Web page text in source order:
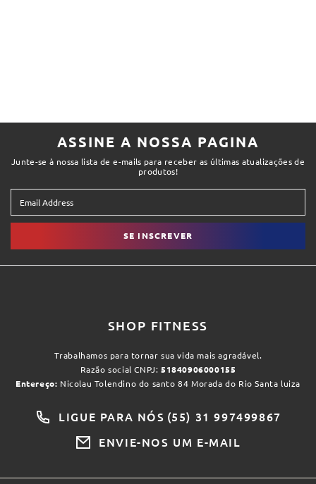
ASSINE A NOSSA PAGINA
Junte-se à nossa lista de e-mails para receber as últimas atualizações de
produtos!
SE INSCREVER
SHOP FITNESS
Trabalhamos para tornar sua vida mais agradável.
Razão social CNPJ: 51840906000155
Entereço: Nicolau Tolendino do santo 84 Morada do Rio Santa luiza
LIGUE PARA NÓS (55) 31 997499867
ENVIE-NOS UM E-MAIL